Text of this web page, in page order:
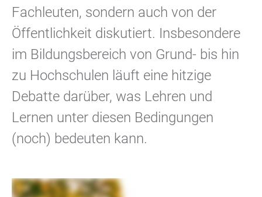
Fachleuten, sondern auch von der
Öffentlichkeit diskutiert. Insbesondere
im Bildungsbereich von Grund- bis hin
zu Hochschulen läuft eine hitzige
Debatte darüber, was Lehren und
Lernen unter diesen Bedingungen
(noch) bedeuten kann.